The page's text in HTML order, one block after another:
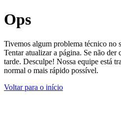
Ops
Tivemos algum problema técnico no
Tentar atualizar a página. Se não der
tarde. Desculpe! Nossa equipe está
normal o mais rápido possível.
Voltar para o início